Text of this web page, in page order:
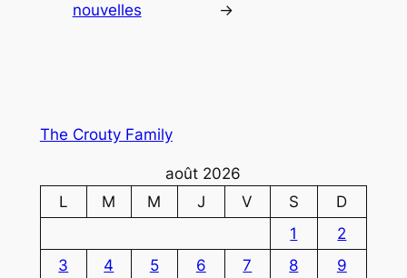
nouvelles
→
The Crouty Family
août 2026
L
M M J V S
D
1
2
3
4 5 6 7 8
9